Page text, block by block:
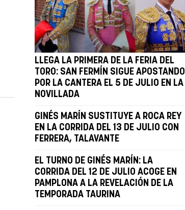
LLEGA LA PRIMERA DE LA FERIA DEL
TORO: SAN FERMÍN SIGUE APOSTANDO
POR LA CANTERA EL 5 DE JULIO EN LA
NOVILLADA
GINÉS MARÍN SUSTITUYE A ROCA REY
EN LA CORRIDA DEL 13 DE JULIO CON
FERRERA, TALAVANTE
EL TURNO DE GINÉS MARÍN: LA
CORRIDA DEL 12 DE JULIO ACOGE EN
PAMPLONA A LA REVELACIÓN DE LA
TEMPORADA TAURINA